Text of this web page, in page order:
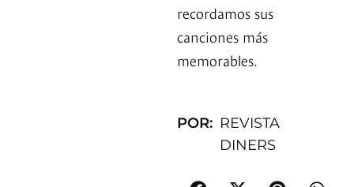
recordamos sus
canciones más
memorables.
POR: REVISTA
DINERS